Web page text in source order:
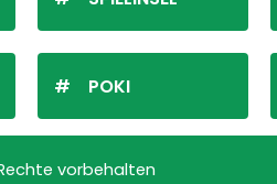
POKI
vorbehalten